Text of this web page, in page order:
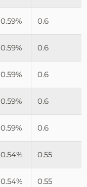
0.59% 0.6
0.59% 0.6
0.59% 0.6
0.59% 0.6
0.59% 0.6
0.54% 0.55
0.54% 0.55